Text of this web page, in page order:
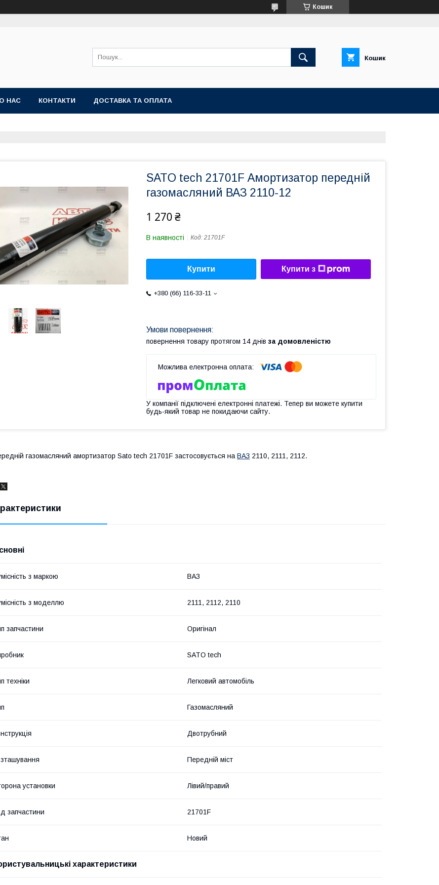
Кошик
Кошик
НАС КОНТАКТИ ДОСТАВКА ТА ОПЛАТА
SATO tech 21701F Амортизатор передній
газомасляний ВАЗ 2110-12
1 270 ₴
В наявності Код: 21701F
Купити Купити з
+380 (66) 116-33-11
повернення товару протягом 14 днів за домовленістю
У компанії підключені електронні платежі. Тепер ви можете купити
будь-який товар не покидаючи сайту.
газомасляний амортизатор Sato tech 21701F застосовується на ВАЗ 2110, 2111, 2112.
з маркою ВАЗ
з моделлю 2111, 2112, 2110
запчастини Оригінал
SATO tech
техніки Легковий автомобіль
Газомасляний
Двотрубний
Передній міст
установки Лівий/правий
запчастини 21701F
Новий
характеристики